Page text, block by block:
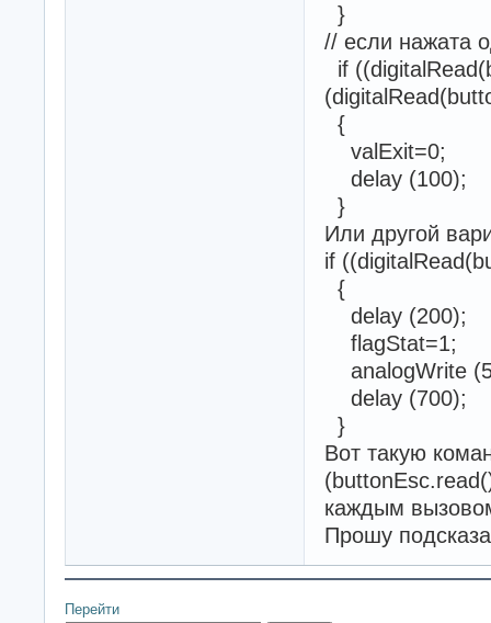
}
// если нажата
if
{
valExit=0;
delay (100);
}
Или другой
if
{
delay (200);
flagStat=1;
analogWrite
delay (700);
}
Вот такую
каждым
Прошу
Перейти